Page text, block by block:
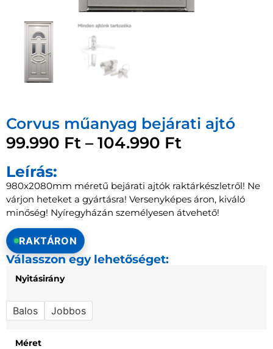
Corvus műanyag bejárati ajtó
99.990 Ft – 104.990 Ft
Leírás:
980x2080mm méretű bejárati ajtók raktárkészletről! Ne
várjon heteket a gyártásra! Versenyképes áron, kiváló
minőség! Nyíregyházán személyesen átvehető!
RAKTÁRON
Válasszon egy lehetőséget:
Nyitásirány
Balos Jobbos
Méret